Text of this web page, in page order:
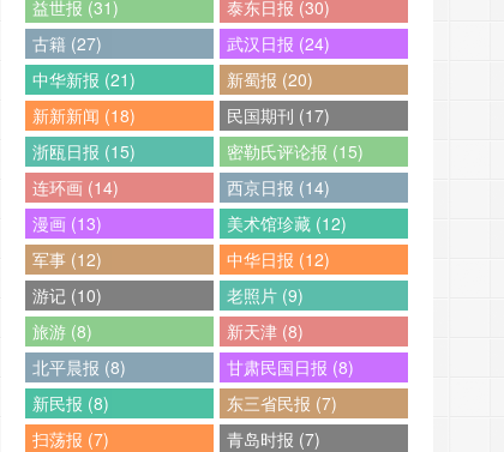
益世报 (31)
泰东日报 (30)
古籍 (27)
武汉日报 (24)
中华新报 (21)
新蜀报 (20)
新新新闻 (18)
民国期刊 (17)
浙瓯日报 (15)
密勒氏评论报 (15)
连环画 (14)
西京日报 (14)
漫画 (13)
美术馆珍藏 (12)
军事 (12)
中华日报 (12)
游记 (10)
老照片 (9)
旅游 (8)
新天津 (8)
北平晨报 (8)
甘肃民国日报 (8)
新民报 (8)
东三省民报 (7)
扫荡报 (7)
青岛时报 (7)